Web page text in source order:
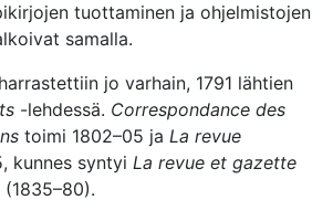
tuottaminen ja ohjelmistojen
samalla.
jo varhain, 1791 lähtien
-lehdessä. Correspondance des
toimi 1802–05 ja La revue
kunnes syntyi La revue et gazette
(1835–80).